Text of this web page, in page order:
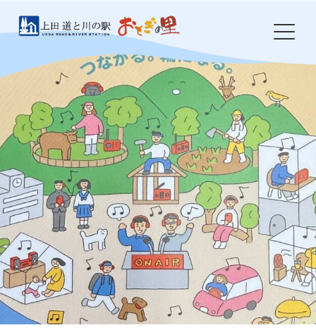
おとぎの里について
お知らせ
イベント
農産物・特産品
食事処 岩鼻
ドッグラン
防災・環境整備